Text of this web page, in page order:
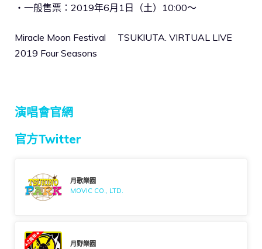
・一般售票：2019年6月1日（土）10:00～
Miracle Moon Festival TSUKIUTA. VIRTUAL LIVE
2019 Four Seasons
演唱會官網
官方Twitter
月歌樂園
MOVIC CO., LTD.
月野樂園